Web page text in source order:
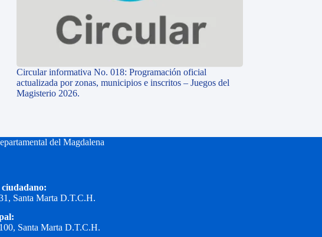
Circular informativa No. 018: Programación oficial
actualizada por zonas, municipios e inscritos – Juegos del
Magisterio 2026.
del Magdalena
Santa Marta D.T.C.H.
Santa Marta D.T.C.H.